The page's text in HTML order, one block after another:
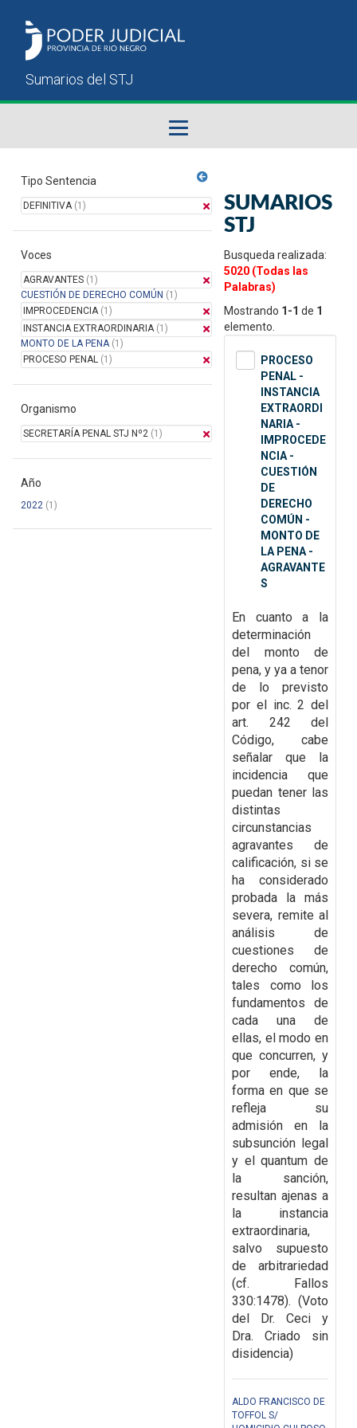
Sumarios del STJ
Manual del Usuario
Tipo Sentencia
DEFINITIVA(1)
Voces
AGRAVANTES (1)
CUESTIÓN DE DERECHO COMÚN (1)
IMPROCEDENCIA(1)
INSTANCIA EXTRAORDINARIA(1)
MONTO DE LA PENA(1)
PROCESO PENAL (1)
Organismo
SECRETARÍA PENAL STJ Nº2 (1)
Año
2022 (1)
SUMARIOS
STJ
Busqueda realizada:
5020 (Todas las
Palabras)
Mostrando 1-1 de 1
elemento.
PROCESO
PENAL -
INSTANCIA
EXTRAORDI
NARIA -
IMPROCEDE
NCIA -
CUESTIÓN
DE
DERECHO
COMÚN -
MONTO DE
LA PENA -
AGRAVANTE
S
En cuanto a la
determinación
del monto de
pena, y ya a tenor
de lo previsto
por el inc. 2 del
art. 242 del
Código, cabe
señalar que la
incidencia que
puedan tener las
distintas
circunstancias
agravantes de
calificación, si se
ha considerado
probada la más
severa, remite al
análisis de
cuestiones de
derecho común,
tales como los
fundamentos de
cada una de
ellas, el modo en
que concurren, y
por ende, la
forma en que se
refleja su
admisión en la
subsunción legal
y el quantum de
la sanción,
resultan ajenas a
la instancia
extraordinaria,
salvo supuesto
de arbitrariedad
(cf. Fallos
330:1478). (Voto
del Dr. Ceci y
Dra. Criado sin
disidencia)
ALDO FRANCISCO DE
TOFFOL S/